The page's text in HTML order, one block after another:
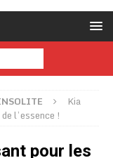
Kia
l’essence !
pour les